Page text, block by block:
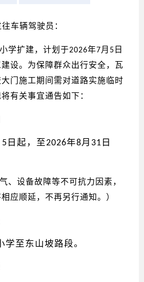
车辆驾驶员：
学扩建，计划于2026年7月 5 日
设。为保障群众出行安全，瓦
门施工期间需对道路实施临时
有关事宜通告如下：
5 日起，至2026年8月 31 日
、设备故障等不可抗力因素，
应顺延，不再另行通知。）
学至东山坡路段。